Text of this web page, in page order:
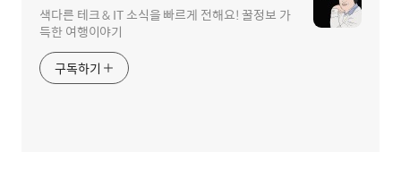
색다른 테크 & IT 소식을 빠르게 전해요! 꿀정보 가
득한 여행이야기
구독하기